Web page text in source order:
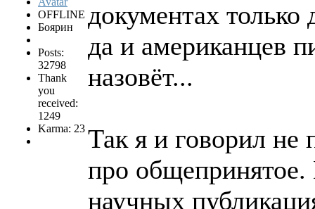
OFFLINE
Боярин
Posts:
32798
Thank
you
received:
1249
Karma: 23
документах
да и американцев
назовёт...
Так я и говорил не
про общепринятое.
научных